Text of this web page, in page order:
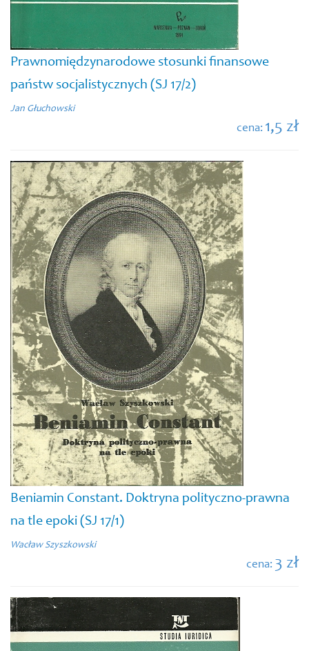
Prawnomiędzynarodowe stosunki finansowe
państw socjalistycznych (SJ 17/2)
Jan Głuchowski
cena: 1,5 zł
Beniamin Constant. Doktryna polityczno-prawna
na tle epoki (SJ 17/1)
Wacław Szyszkowski
cena: 3 zł